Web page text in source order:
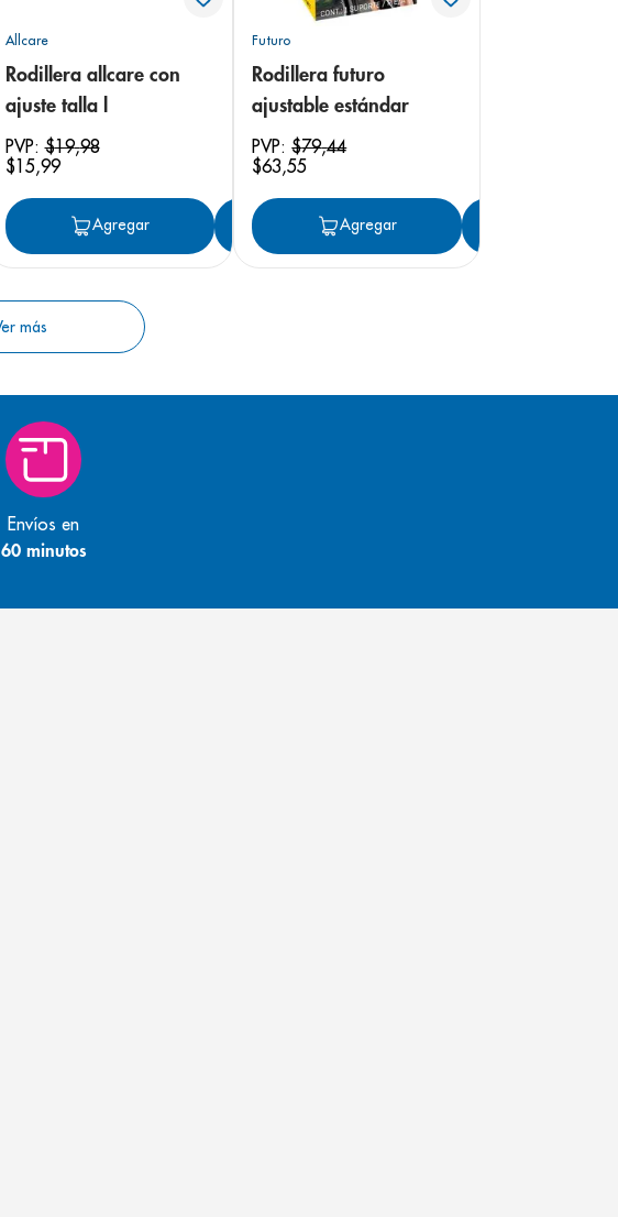
Agregar
Allcare
Rodillera allcare con
ajuste talla l
PVP:$19,98
$15,99
Agregar Agregar
Futuro
Rodillera futuro
ajustable estándar
PVP:$79,44
$63,55
Agregar
Envíos en
60 minutos